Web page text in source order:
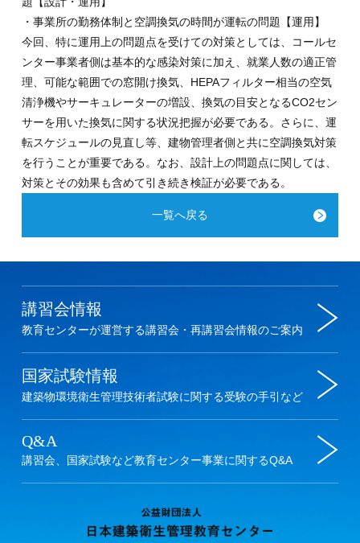
・事業所の勤務体制と空調換気の時間が運転の問題【運用】
今回、特に運用上の問題点を受けての対策としては、コールセ
ンター事業者側は基本的な感染対策に加え、就業人数の適正管
理、可能な範囲での窓開け換気、HEPAフィルター相当の空気
清浄機やサーキュレーターの増設、換気の目安となるCO2セン
サーを用いた換気に関する状況把握が必要である。さらに、運
転スケジュールの見直し等、建物管理者側と共に空調換気対策
を行うことが重要である。なお、設計上の問題点に関しては、
対策とその効果も含めて引き続き検証が必要である。
一覧へ戻る